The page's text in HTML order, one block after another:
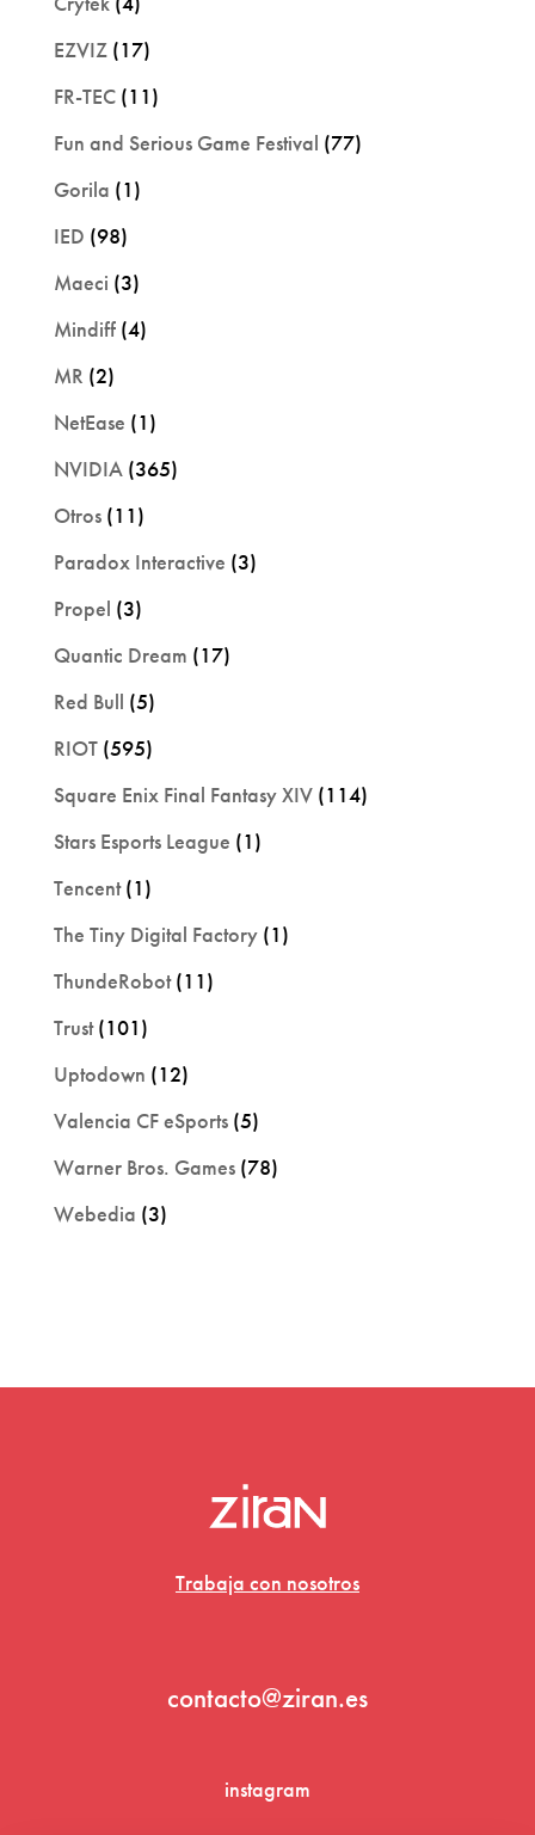
EZVIZ(17)
FR-TEC(11)
Fun and Serious Game Festival (77)
Gorila (1)
IED (98)
Maeci (3)
Mindiff(4)
MR (2)
NetEase (1)
NVIDIA(365)
Otros(11)
Paradox Interactive (3)
Propel (3)
Quantic Dream (17)
Red Bull (5)
RIOT(595)
Square Enix Final Fantasy XIV(114)
Stars Esports League (1)
Tencent(1)
The Tiny Digital Factory(1)
ThundeRobot(11)
Trust(101)
Uptodown (12)
Valencia CF eSports(5)
Warner Bros. Games(78)
Webedia (3)
Trabaja con nosotros
contacto@ziran.es
instagram